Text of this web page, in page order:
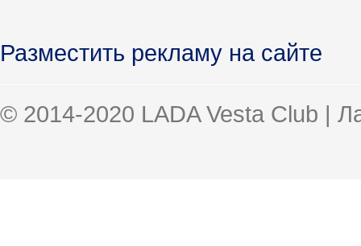
Разместить рекламу на сайте
© 2014-2020 LADA Vesta Club |